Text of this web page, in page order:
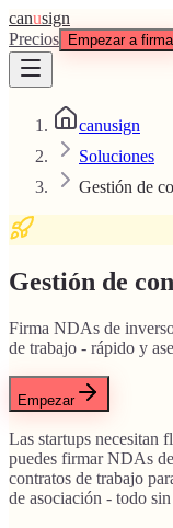
canusign
Precios
Empezar a
canusign
Soluciones
Gestión de
Gestión de
Firma NDAs de
de trabajo - rápido y
Empezar
Las startups necesitan
puedes firmar NDAs
contratos de trabajo
de asociación - todo